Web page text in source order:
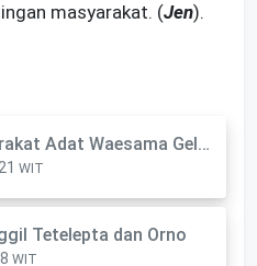
masyarakat. (Jen).
Forum Masyarakat Adat Waesama Gelar Demo di Kantor Bupati Bursel
WIT
Tetelepta dan Orno
WIT